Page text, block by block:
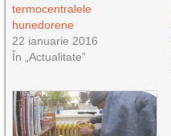
termocentralele
hunedorene
22 ianuarie 2016
În „Actualitate”